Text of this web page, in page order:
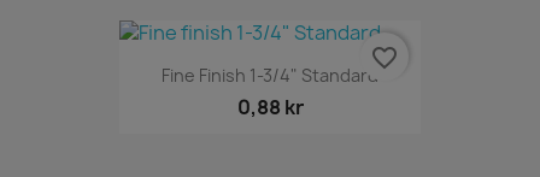
Fine Finish 1-3/4" Standard
0,88 kr
favorite_border